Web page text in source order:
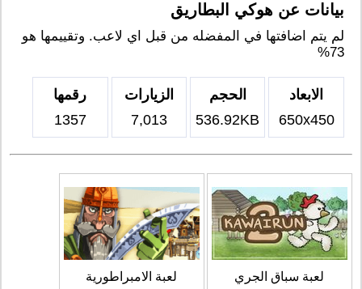
بيانات عن هوكي البطاريق
لم يتم اضافتها في المفضله من قبل اي لاعب. وتقييمها هو
73%
الابعاد
650x450
الحجم
536.92KB
الزيارات
7,013
رقمها
1357
لعبة سباق الجري لعبة الامبراطورية